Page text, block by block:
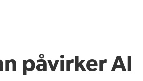
påvirker AI